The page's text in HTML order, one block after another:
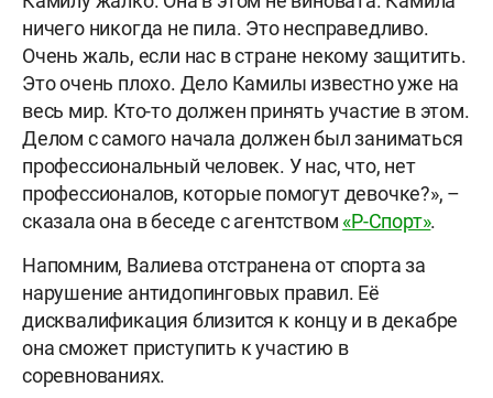
ничего никогда не пила. Это несправедливо.
Очень жаль, если нас в стране некому защитить.
Это очень плохо. Дело Камилы известно уже на
весь мир. Кто-то должен принять участие в этом.
Делом с самого начала должен был заниматься
профессиональный человек. У нас, что, нет
профессионалов, которые помогут девочке?», –
сказала она в беседе с агентством «Р-Спорт».
Напомним, Валиева отстранена от спорта за
нарушение антидопинговых правил. Её
дисквалификация близится к концу и в декабре
она сможет приступить к участию в
соревнованиях.